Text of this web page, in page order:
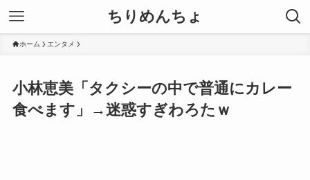
ちりめんちょ
ホーム エンタメ
小林恵美「タクシーの中で普通にカレー
食べます」→迷惑すぎわろたｗ